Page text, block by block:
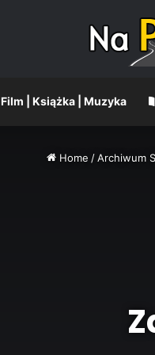
Film | Książka | Muzyka
Home / Archiwum